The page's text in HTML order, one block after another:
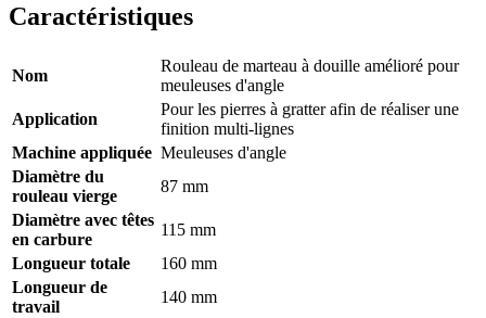
Caractéristiques
Nom
Rouleau de marteau à douille amélioré pour
meuleuses d'angle
Application
Pour les pierres à gratter afin de réaliser une
finition multi-lignes
Machine appliquée Meuleuses d'angle
Diamètre du
rouleau vierge
87 mm
Diamètre avec têtes
en carbure
115 mm
Longueur totale
160 mm
Longueur de
travail
140 mm